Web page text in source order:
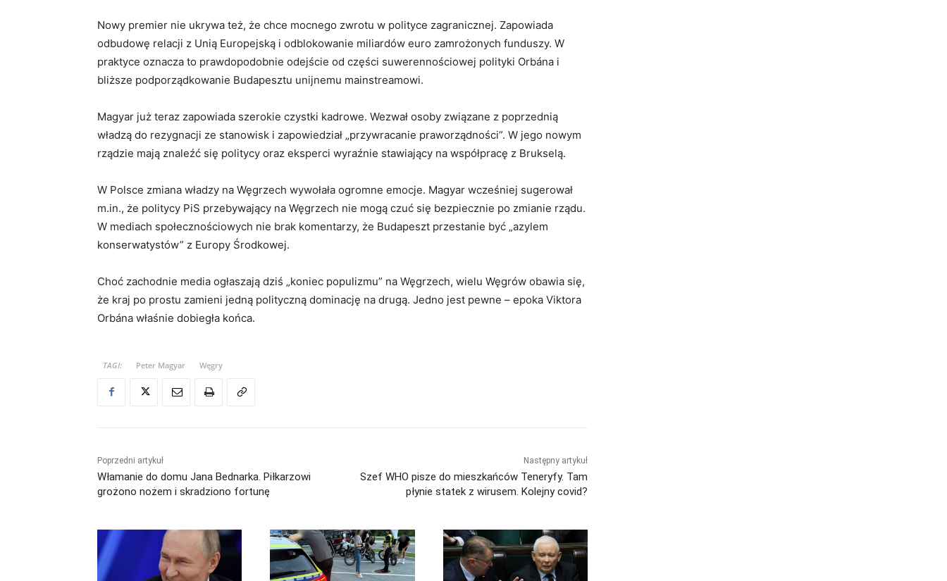
Nowy premier nie ukrywa też, że chce mocnego zwrotu w polityce zagranicznej. Zapowiada
odbudowę relacji z Unią Europejską i odblokowanie miliardów euro zamrożonych funduszy. W
praktyce oznacza to prawdopodobnie odejście od części suwerennościowej polityki Orbána i
bliższe podporządkowanie Budapesztu unijnemu mainstreamowi.
Magyar już teraz zapowiada szerokie czystki kadrowe. Wezwał osoby związane z poprzednią
władzą do rezygnacji ze stanowisk i zapowiedział „przywracanie praworządności”. W jego nowym
rządzie mają znaleźć się politycy oraz eksperci wyraźnie stawiający na współpracę z Brukselą.
W Polsce zmiana władzy na Węgrzech wywołała ogromne emocje. Magyar wcześniej sugerował
m.in., że politycy PiS przebywający na Węgrzech nie mogą czuć się bezpiecznie po zmianie rządu.
W mediach społecznościowych nie brak komentarzy, że Budapeszt przestanie być „azylem
konserwatystów” z Europy Środkowej.
Choć zachodnie media ogłaszają dziś „koniec populizmu” na Węgrzech, wielu Węgrów obawia się,
że kraj po prostu zamieni jedną polityczną dominację na drugą. Jedno jest pewne – epoka Viktora
Orbána właśnie dobiegła końca.
TAGI: Peter Magyar Węgry
Poprzedni artykuł
Włamanie do domu Jana Bednarka. Piłkarzowi
grożono nożem i skradziono fortunę
Następny artykuł
Szef WHO pisze do mieszkańców Teneryfy. Tam
płynie statek z wirusem. Kolejny covid?